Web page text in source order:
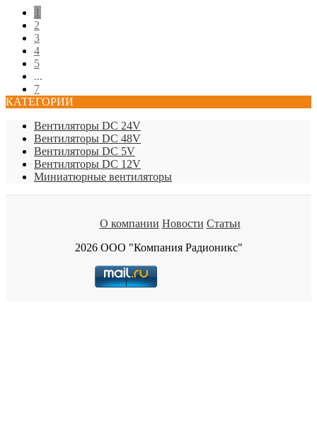
1
2
3
4
5
...
7
КАТЕГОРИИ
Вентиляторы DC 24V
Вентиляторы DC 48V
Вентиляторы DC 5V
Вентиляторы DC 12V
Миниатюрные вентиляторы
О компании Новости Статьи
2026 ООО "Компания Радионикс"